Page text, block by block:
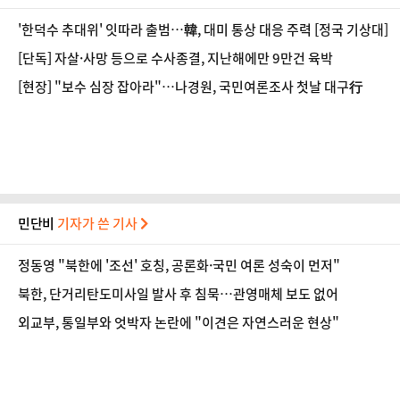
'한덕수 추대위' 잇따라 출범…韓, 대미 통상 대응 주력 [정국 기상대]
[단독] 자살·사망 등으로 수사종결, 지난해에만 9만건 육박
[현장] "보수 심장 잡아라"…나경원, 국민여론조사 첫날 대구行
민단비 기자가 쓴 기사
정동영 "북한에 '조선' 호칭, 공론화·국민 여론 성숙이 먼저"
북한, 단거리탄도미사일 발사 후 침묵…관영매체 보도 없어
외교부, 통일부와 엇박자 논란에 "이견은 자연스러운 현상"